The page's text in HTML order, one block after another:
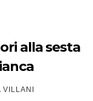
alla sesta
VILLANI